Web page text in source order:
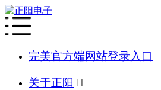
完美官方端网站登录入口
关于正阳 